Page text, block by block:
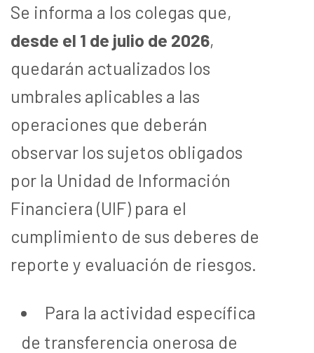
Se informa a los colegas que,
desde el 1 de julio de 2026,
quedarán actualizados los
umbrales aplicables a las
operaciones que deberán
observar los sujetos obligados
por la Unidad de Información
Financiera (UIF) para el
cumplimiento de sus deberes de
reporte y evaluación de riesgos.
Para la actividad específica
de transferencia onerosa de